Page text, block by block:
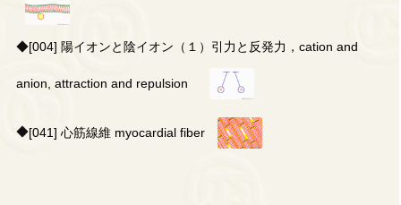
◆[004] 陽イオンと陰イオン（１）引力と反発力，cation and
anion, attraction and repulsion
◆[041] 心筋線維 myocardial fiber